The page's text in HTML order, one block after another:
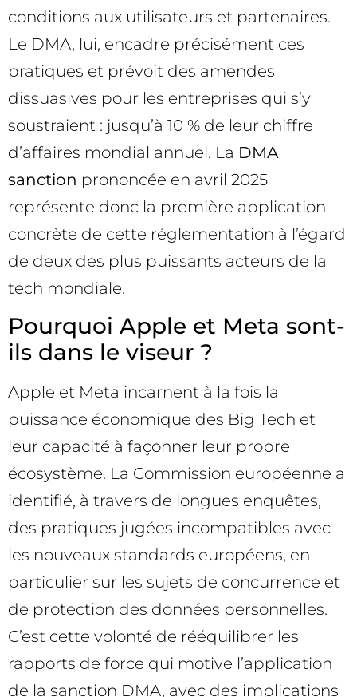
conditions aux utilisateurs et partenaires.
Le DMA, lui, encadre précisément ces
pratiques et prévoit des amendes
dissuasives pour les entreprises qui s’y
soustraient : jusqu’à 10 % de leur chiffre
d’affaires mondial annuel. La DMA
sanction prononcée en avril 2025
représente donc la première application
concrète de cette réglementation à l’égard
de deux des plus puissants acteurs de la
tech mondiale.
Pourquoi Apple et Meta sont-
ils dans le viseur ?
Apple et Meta incarnent à la fois la
puissance économique des Big Tech et
leur capacité à façonner leur propre
écosystème. La Commission européenne a
identifié, à travers de longues enquêtes,
des pratiques jugées incompatibles avec
les nouveaux standards européens, en
particulier sur les sujets de concurrence et
de protection des données personnelles.
C’est cette volonté de rééquilibrer les
rapports de force qui motive l’application
de la sanction DMA, avec des implications